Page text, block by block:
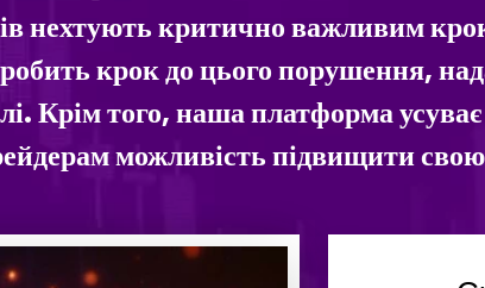
нехтують критично важливим
крок до цього порушення,
Крім того, наша платформа
можливість підвищити